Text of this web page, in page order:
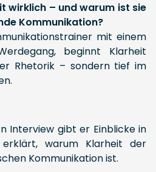
wirklich – und warum ist sie
Kommunikation?
mit einem
beginnt Klarheit
Rhetorik – sondern tief im
Interview gibt er Einblicke in
warum Klarheit der
Kommunikation ist.